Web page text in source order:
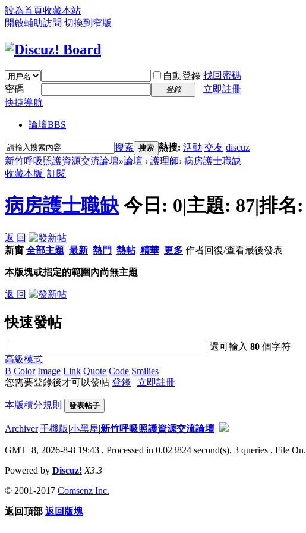
設為首頁收藏本站
開啟輔助訪問 切換到窄版
自動登錄 找回密碼
密碼
登錄
立即註冊
快捷導航
論壇BBS
搜索 搜索 熱搜: 活動 交友 discuz
新竹呼吸照護資源交流論壇»論壇 › 護理師› 病房護士職缺
收藏本版 |訂閱
病房護士職缺 今日: 0|主題: 87|排名:
返 回
新窗 全部主題 最新 熱門 熱帖 精華 更多 作者回復/查看最後發表
本版塊或指定的範圍內尚無主題
返 回
快速發帖
還可輸入80 個字符
高級模式
B Color Image Link Quote Code Smilies
您需要登錄後才可以發帖 登錄 | 立即註冊
本版積分規則 發表帖子
Archiver|手機版|小黑屋|新竹呼吸照護資源交流論壇
GMT+8, 2026-8-8 19:43 , Processed in 0.023824 second(s), 3 queries , File On.
Powered by Discuz! X3.3
© 2001-2017 Comsenz Inc.
返回頂部 返回版塊